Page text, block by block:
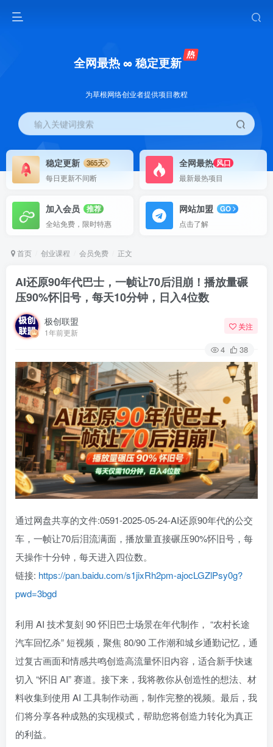
全网最热 ∞ 稳定更新
为草根网络创业者提供项目教程
输入关键词搜索
稳定更新
365天
每日更新不间断
全网最热 风口
最新最热项目
加入会员
推荐
全站免费，限时特惠
网站加盟
GO
点击了解
首页 创业课程 会员免费 正文
AI还原90年代巴士，一帧让70后泪崩！播放量碾
压90%怀旧号，每天10分钟，日入4位数
极创联盟
1年前更新
关注
4 38
通过网盘共享的文件:0591-2025-05-24-AI还原90年代的公交
车，一帧让70后泪流满面，播放量直接碾压90%怀旧号，每
天操作十分钟，每天进入四位数。
链接: https://pan.baidu.com/s1jixRh2pm-ajocLGZlPsy0g?
pwd=3bgd
利用 AI 技术复刻 90 怀旧巴士场景在年代制作， “农村长途
汽车回忆杀” 短视频，聚焦 80/90 工作潮和城乡通勤记忆，通
过复古画面和情感共鸣创造高流量怀旧内容，适合新手快速
切入 “怀旧 AI” 赛道。接下来，我将教你从创造性的想法、材
料收集到使用 AI 工具制作动画，制作完整的视频。最后，我
们将分享各种成熟的实现模式，帮助您将创造力转化为真正
的利益。